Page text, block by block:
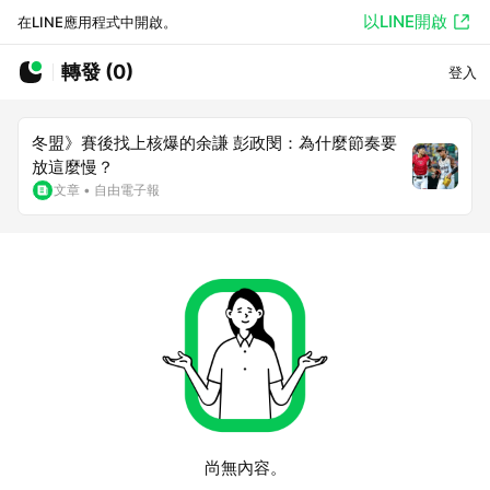
在LINE應用程式中開啟。 以LINE開啟
轉發 (0) 登入
冬盟》賽後找上核爆的余謙 彭政閔：為什麼節奏要
放這麼慢？
文章 • 自由電子報
尚無內容。